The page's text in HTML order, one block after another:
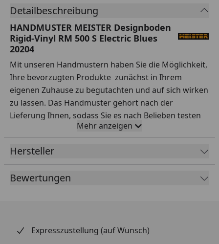
Detailbeschreibung
HANDMUSTER MEISTER Designboden
Rigid-Vinyl RM 500 S Electric Blues
20204
Mit unseren Handmustern haben Sie die Möglichkeit,
Ihre bevorzugten Produkte zunächst in Ihrem
eigenen Zuhause zu begutachten und auf sich wirken
zu lassen. Das Handmuster gehört nach der
Lieferung Ihnen, sodass Sie es nach Belieben testen
Ihre Vorteile auf einen Blick:
verschiedener Sortimente, Hersteller, Preisklassen
Wasser auf dem Boden aus? Entfernen Sie Ketchup
Mehr anzeigen
Hersteller
Bewertungen
Expresszustellung (auf Wunsch)